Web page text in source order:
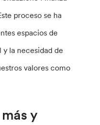
proceso se ha
espacios de
y la necesidad de
valores como
y